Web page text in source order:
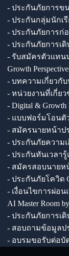
- ประกันภัยการข
- ประกันกลุ่มนักเ
- ประกันภัยการก่
- ประกันภัยการเดิ
- รับสมัครตัวแทน
Growth
- บทความเกี่ยวกั
- หน่วยงานที่เกี่ย
- Digital & Growth
- แบบฟอร์มโอนตั
- สมัครนายหน้าป
- ประกันภัยความ
- ประกันทันเวลา
- สมัครสอบนายห
- ประกันภัยโควิด
- เงื่อนไขการผ่อน
AI Master Room
- ประกันภัยการเ
- สอบถามข้อมูลป
- อบรมขอรับต่อบั